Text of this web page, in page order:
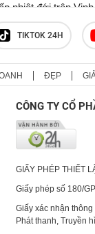
nhiệt đới trên
đi vào đất liền Việt
lời kể của học sinh
ở Thái Lan: ‘Em
sẽ chết’
TIKTOK 24H
ĐẸP
CÔNG TY CỔ
GIẤY PHÉP THIẾT
Giấy phép số 180/
Giấy xác nhận
Phát thanh, Truyền